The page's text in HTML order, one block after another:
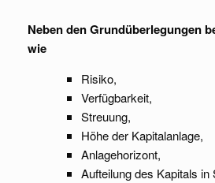
Neben den Grundüberlegungen
wie
Risiko,
Verfügbarkeit,
Streuung,
Höhe der Kapitalanlage,
Anlagehorizont,
Aufteilung des Kapitals in